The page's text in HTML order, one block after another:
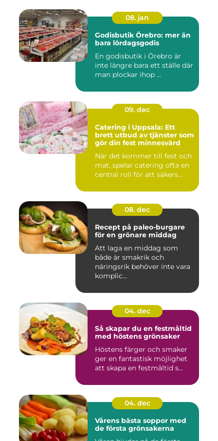
08. jan
Godisbutik Örebro: mer än
bara lördagsgodis
En godisbutik i Örebro är
inte längre bara ett ställe där
man plockar ihop ...
09. dec
Catering i Uppsala: Ett
brett utbud av tjänster som
gör din fest minnesvärd
När det kommer till fest och
mat, spelar catering ofta en
central roll för att säkers...
08. dec
Recept på paleo-burgare
för en grönare middag
Att laga en middag som
både är smakrik och
näringsrik behöver inte vara
komplic...
04. dec
Så skapar du en festmåltid
med höstens grönsaker
Höstens färger och smaker
ger en fantastisk möjlighet
att skapa en festmåltid s...
04. dec
Vårens bästa soppor med
de första grönsakerna